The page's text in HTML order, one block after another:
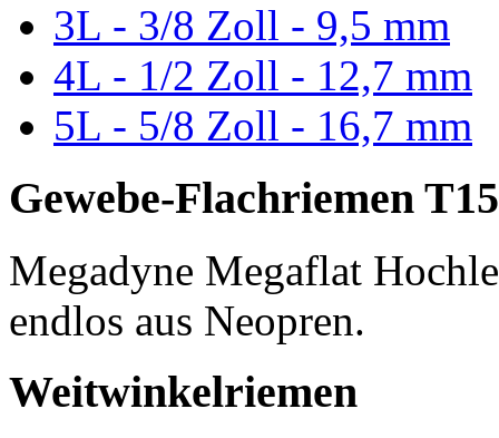
3L - 3/8 Zoll - 9,5 mm
4L - 1/2 Zoll - 12,7 mm
5L - 5/8 Zoll - 16,7 mm
Gewebe-Flachriemen
Megadyne Megaflat
endlos aus Neopren.
Weitwinkelriemen